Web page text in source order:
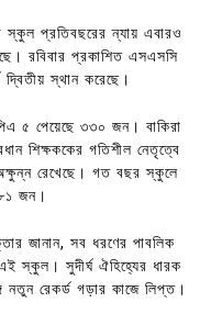
স্কুল প্রতিবছরের ন্যায় এবারও
রবিবার প্রকাশিত এসএসসি
দ্বিতীয় স্থান করেছে।
৫ পেয়েছে ৩৩০ জন। বাকিরা
শিক্ষককের গতিশীল নেতৃত্বে
রেখেছে। গত বছর স্কুলে
জন।
জানান, সব ধরণের পাবলিক
স্কুল। সুদীর্ঘ ঐহিহ্যের ধারক
রেকর্ড গড়ার কাজে লিপ্ত।